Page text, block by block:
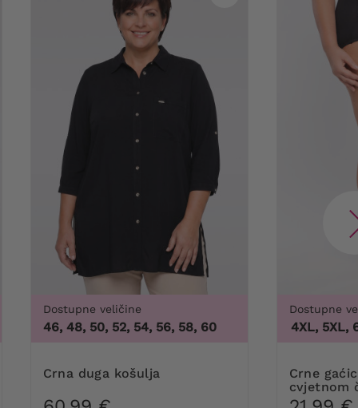
Dostupne veličine
46, 48, 50, 52, 54, 56, 58, 60
Crna duga košulja
Dostupne
3XL, 4XL, 5XL,
Crne gaćice za oblikovanje s
cvjetnom